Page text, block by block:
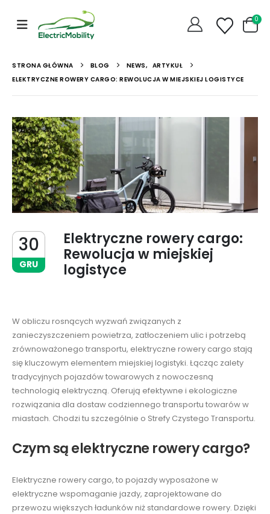
0
STRONA GŁÓWNA BLOG NEWS, ARTYKUŁ
ELEKTRYCZNE ROWERY CARGO: REWOLUCJA W MIEJSKIEJ LOGISTYCE
30
GRU
Elektryczne rowery cargo:
Rewolucja w miejskiej
logistyce
W obliczu rosnących wyzwań związanych z
zanieczyszczeniem powietrza, zatłoczeniem ulic i potrzebą
zrównoważonego transportu, elektryczne rowery cargo stają
się kluczowym elementem miejskiej logistyki. Łącząc zalety
tradycyjnych pojazdów towarowych z nowoczesną
technologią elektryczną. Oferują efektywne i ekologiczne
rozwiązania dla dostaw codziennego transportu towarów w
miastach. Chodzi tu szczególnie o Strefy Czystego Transportu.
Czym są elektryczne rowery cargo?
Elektryczne rowery cargo, to pojazdy wyposażone w
elektryczne wspomaganie jazdy, zaprojektowane do
przewozu większych ładunków niż standardowe rowery. Dzięki